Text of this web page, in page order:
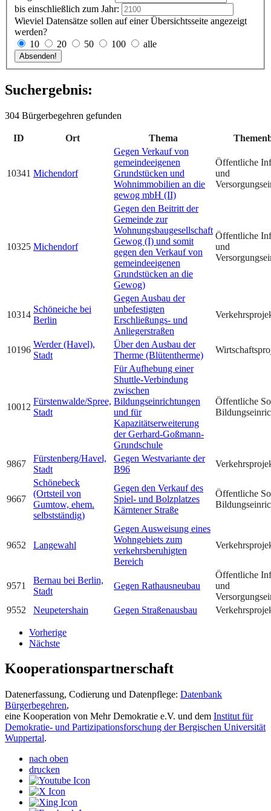
bis einschließlich zum Jahr:
Wieviel Datensätze sollen auf einer Übersichtsseite angezeigt
werden?
10
20 50 100 alle
Suchergebnis:
304 Bürgerbegehren gefunden
ID Ort Thema
10341 Michendorf
Gegen Verkauf von
gemeindeeigenen
Grundstücken und
Wohnimmobilien an die
gewog mbH (II)
Öffentliche
und
10325 Michendorf
Gegen den Beitritt der
Gemeinde zur
Wohnungsbaugesellschaft
Gewog (I) und somit
gegen den Verkauf von
gemeindeeigenen
Grundstücken an die
Gewog)
Öffentliche
und
10314
Schöneiche bei
Berlin
Gegen Ausbau der
unbefestigten
Erschließungs- und
Anliegerstraßen
10196
Werder (Havel),
Stadt
Über den Ausbau der
Therme (Blütentherme)
10012
Fürstenwalde/Spree,
Stadt
Für Aufhebung einer
Shuttle-Verbindung
zwischen
Bildungseinrichtungen
und für
Kapazitätserweiterung
der Gerhard-Goßmann-
Grundschule
Öffentliche
9867
Fürstenberg/Havel,
Stadt
Gegen Westvariante der
B96
9667
Schönebeck
(Ortsteil von
Gumtow, ehem.
selbstständig)
Gegen den Verkauf des
Spiel- und Bolzplatzes
Kärntener Straße
Öffentliche
9652 Langewahl
Gegen Ausweisung eines
Wohngebiets zum
verkehrsberuhigten
Bereich
9571
Bernau bei Berlin,
Stadt
Gegen Rathausneubau
Öffentliche
und
9552
Neupetershain Gegen Straßenausbau
Vorherige
Nächste
Kooperationspartnerschaft
Datenerfassung, Codierung und Datenpflege: Datenbank
Bürgerbegehren,
eine Kooperation von Mehr Demokratie e.V. und dem Institut für
Demokratie- und Partizipationsforschung der Bergischen Universität
Wuppertal.
nach oben
drucken